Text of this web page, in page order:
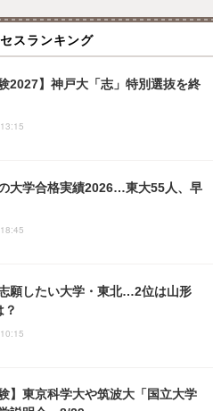
スランキング
2027】神戸大「志」特別選抜を終
大学合格実績2026…東大55人、早
願したい大学・東北…2位は山形
？
】東京科学大や筑波大「国立大学